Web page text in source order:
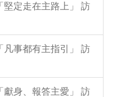
堅定走在主路上」 訪
凡事都有主指引」 訪
獻身、報答主愛」 訪